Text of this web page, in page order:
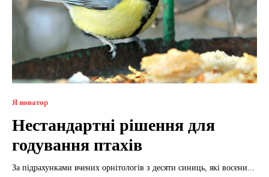
Я новатор
Нестандартні рішення для
годування птахів
За підрахунками вчених орнітологів з десяти синиць, які восени...